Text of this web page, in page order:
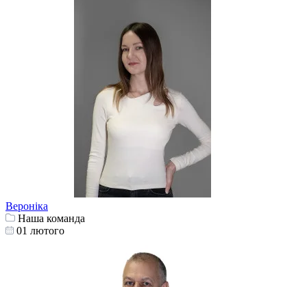
Вероніка
Наша команда
01 лютого